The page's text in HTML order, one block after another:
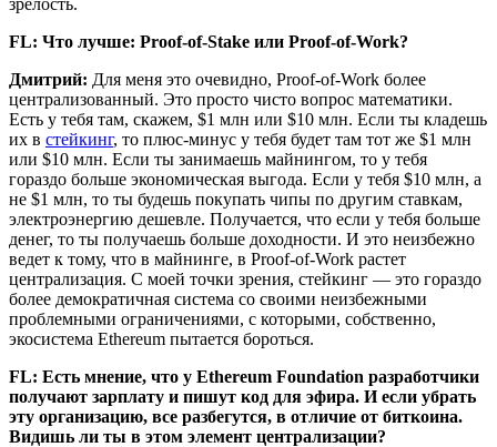
FL: Что лучше: Proof-of-Stake или Proof-of-Work?
Дмитрий: Для меня это очевидно, Proof-of-Work более
централизованный. Это просто чисто вопрос математики.
Есть у тебя там, скажем, $1 млн или $10 млн. Если ты кладешь
их в стейкинг, то плюс-минус у тебя будет там тот же $1 млн
или $10 млн. Если ты занимаешь майнингом, то у тебя
гораздо больше экономическая выгода. Если у тебя $10 млн, а
не $1 млн, то ты будешь покупать чипы по другим ставкам,
электроэнергию дешевле. Получается, что если у тебя больше
денег, то ты получаешь больше доходности. И это неизбежно
ведет к тому, что в майнинге, в Proof-of-Work растет
централизация. С моей точки зрения, стейкинг — это гораздо
более демократичная система со своими неизбежными
проблемными ограничениями, с которыми, собственно,
экосистема Ethereum пытается бороться.
FL: Есть мнение, что у Ethereum Foundation разработчики
получают зарплату и пишут код для эфира. И если убрать
эту организацию, все разбегутся, в отличие от биткоина.
Видишь ли ты в этом элемент централизации?